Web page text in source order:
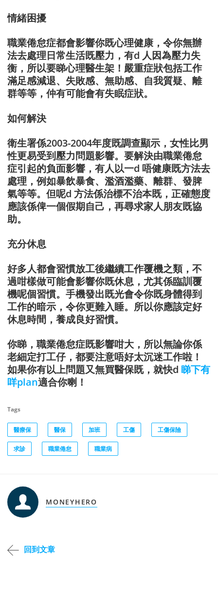
情緒困擾
職業倦怠症都會影響你既心理健康，令你無辦
法去處理日常生活既壓力，有d 人因為壓力失
衡，所以要睇心理醫生架！嚴重症狀包括工作
滿足感減退、失敗感、無助感、自我質疑、離
群等等，仲有可能會有失眠症狀。
如何解決
衛生署係2003-2004年度既調查顯示，女性比男
性更易受到壓力問題影響。要解決由職業倦怠
症引起的負面影響，有人以一d 唔健康既方法去
處理，例如暴飲暴食、濫酒濫藥、離群、發脾
氣等等。但呢d 方法係治標不治本既，正確態度
應該係俾一個假期自己，再尋求家人朋友既協
助。
充分休息
好多人都會習慣放工後繼續工作覆機之類，不
過咁樣做可能會影響你既休息，尤其係臨訓覆
機呢個習慣。手機發出既光會令你既身體得到
工作的暗示，令你更難入睡。所以你應該定好
休息時間，養成良好習慣。
你睇，職業倦怠症既影響咁大，所以無論你係
老細定打工仔，都要注意唔好太沉迷工作啦！
如果你有以上問題又無買醫保既，就快d 睇下有
咩plan適合你喇！
Tags
醫療保 醫保 加班 工傷 工傷保險
求診 職業倦怠 職業病
MONEYHERO
回到文章